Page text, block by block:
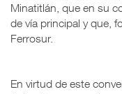
Minatitlán, que en su
de vía principal y que,
Ferrosur.
En virtud de este